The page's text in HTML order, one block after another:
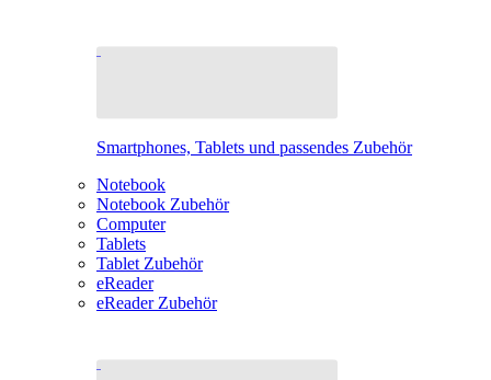
Smartphones, Tablets und passendes Zubehör
Notebook
Notebook Zubehör
Computer
Tablets
Tablet Zubehör
eReader
eReader Zubehör